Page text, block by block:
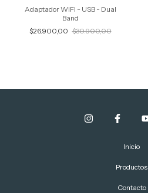
Adaptador WIFI - USB - Dual
Band
$26.900,00 $30.900,00
Inicio
Productos
Contacto